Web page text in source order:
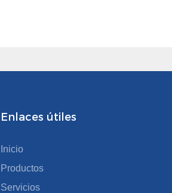
Enlaces útiles
Inicio
Productos
Servicios